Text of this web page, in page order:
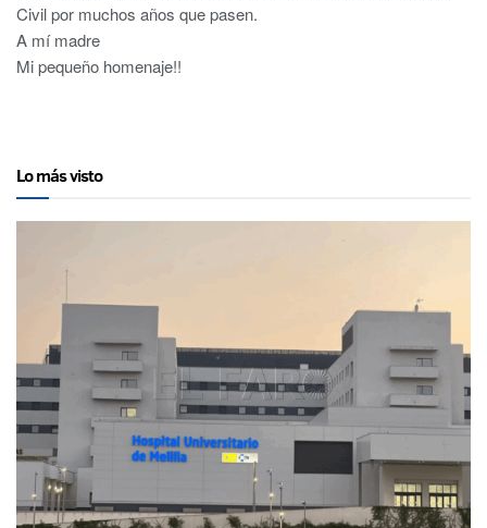
Civil por muchos años que pasen.
A mí madre
Mi pequeño homenaje!!
Lo más visto